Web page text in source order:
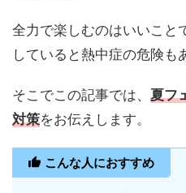
全力で楽しむのはいいこと
していると熱中症の危険も
そこでこの記事では、 夏フ
対策をお伝えします。
こんな人におすすめ